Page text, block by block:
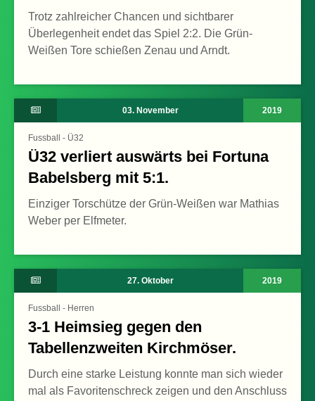
Trotz zahlreicher Chancen und sichtbarer
Überlegenheit endet das Spiel 2:2. Die Grün-
Weißen Tore schießen Zenau und Arndt.
03. November 2019
Fussball - Ü32
Ü32 verliert auswärts bei Fortuna
Babelsberg mit 5:1.
Einziger Torschütze der Grün-Weißen war Mathias
Weber per Elfmeter.
27. Oktober 2019
Fussball - Herren
3-1 Heimsieg gegen den
Tabellenzweiten Kirchmöser.
Durch eine starke Leistung konnte man sich wieder
mal als Favoritenschreck zeigen und den Anschluss